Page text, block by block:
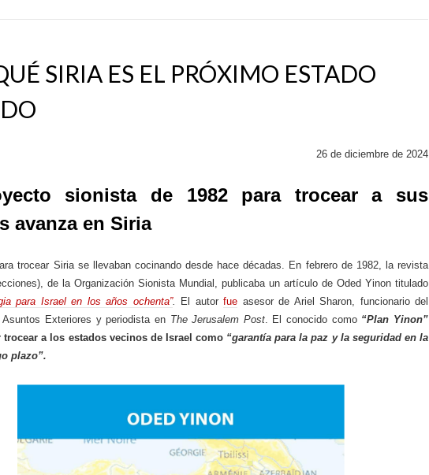
SIRIA ES EL PRÓXIMO ESTADO
26 de diciembre de 2024
sionista de 1982 para trocear a sus
avanza en Siria
trocear Siria se llevaban cocinando desde hace décadas. En febrero de 1982, la revista
de la Organización Sionista Mundial, publicaba un artículo de Oded Yinon titulado
para Israel en los años ochenta”. El autor fue asesor de Ariel Sharon, funcionario del
Asuntos Exteriores y periodista en The Jerusalem Post. El conocido como “Plan Yinon”
trocear a los estados vecinos de Israel como “garantía para la paz y la seguridad en la
plazo”.